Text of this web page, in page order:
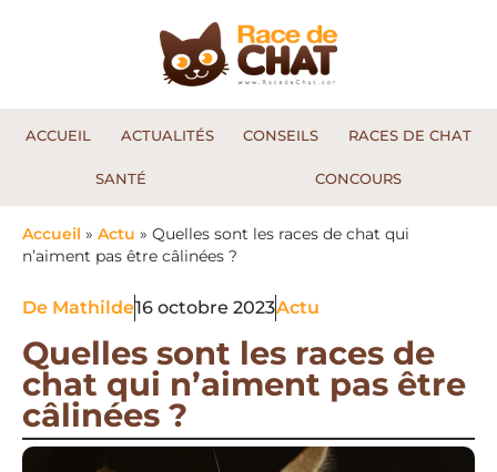
ACCUEIL ACTUALITÉS CONSEILS RACES DE CHAT
SANTÉ CONCOURS
Accueil » Actu » Quelles sont les races de chat qui
n’aiment pas être câlinées ?
De Mathilde16 octobre 2023Actu
Quelles sont les races de
chat qui n’aiment pas être
câlinées ?